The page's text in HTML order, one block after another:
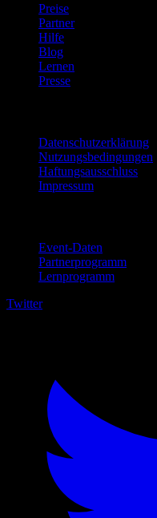
Preise
Partner
Hilfe
Blog
Lernen
Presse
Datenschutzerklärung
Nutzungsbedingungen
Haftungsausschluss
Impressum
Event-Daten
Partnerprogramm
Lernprogramm
Twitter